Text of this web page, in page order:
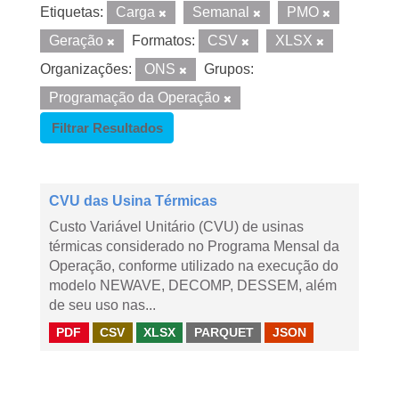
Etiquetas: Carga Semanal
PMO
Geração
Formatos: CSV
XLSX
Organizações:
ONS
Grupos:
Programação da Operação
Filtrar Resultados
CVU das Usina Térmicas
Custo Variável Unitário (CVU) de usinas
térmicas considerado no Programa Mensal da
Operação, conforme utilizado na execução do
modelo NEWAVE, DECOMP, DESSEM, além
de seu uso nas...
PDF CSV XLSX PARQUET JSON